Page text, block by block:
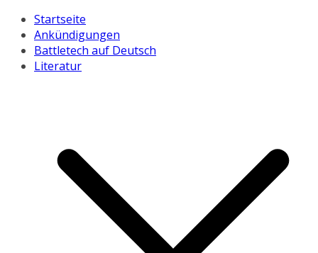
Startseite
Ankündigungen
Battletech auf Deutsch
Literatur